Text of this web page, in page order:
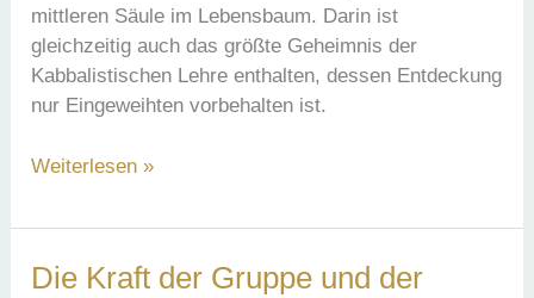
mittleren Säule im Lebensbaum. Darin ist
gleichzeitig auch das größte Geheimnis der
Kabbalistischen Lehre enthalten, dessen Entdeckung
nur Eingeweihten vorbehalten ist.
Die
im
der
Weiterlesen »
Die Kraft der Gruppe und der